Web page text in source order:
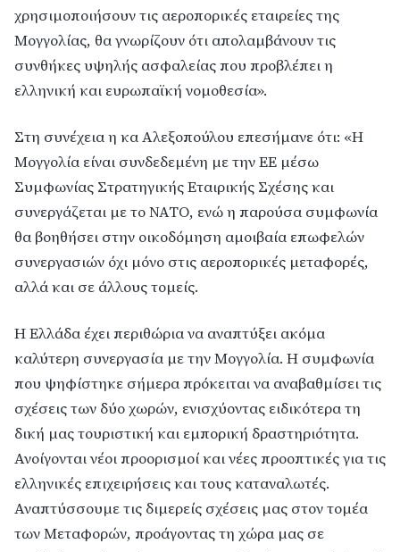
χρησιμοποιήσουν τις αεροπορικές εταιρείες της
Μογγολίας, θα γνωρίζουν ότι απολαμβάνουν τις
συνθήκες υψηλής ασφαλείας που προβλέπει η
ελληνική και ευρωπαϊκή νομοθεσία».
Στη συνέχεια η κα Αλεξοπούλου επεσήμανε ότι: «Η
Μογγολία είναι συνδεδεμένη με την ΕΕ μέσω
Συμφωνίας Στρατηγικής Εταιρικής Σχέσης και
συνεργάζεται με το ΝΑΤΟ, ενώ η παρούσα συμφωνία
θα βοηθήσει στην οικοδόμηση αμοιβαία επωφελών
συνεργασιών όχι μόνο στις αεροπορικές μεταφορές,
αλλά και σε άλλους τομείς.
Η Ελλάδα έχει περιθώρια να αναπτύξει ακόμα
καλύτερη συνεργασία με την Μογγολία. Η συμφωνία
που ψηφίστηκε σήμερα πρόκειται να αναβαθμίσει τις
σχέσεις των δύο χωρών, ενισχύοντας ειδικότερα τη
δική μας τουριστική και εμπορική δραστηριότητα.
Ανοίγονται νέοι προορισμοί και νέες προοπτικές για τις
ελληνικές επιχειρήσεις και τους καταναλωτές.
Αναπτύσσουμε τις διμερείς σχέσεις μας στον τομέα
των Μεταφορών, προάγοντας τη χώρα μας σε